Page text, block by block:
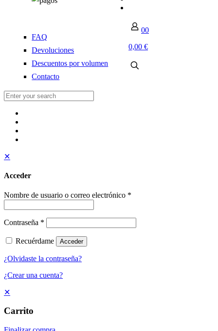
FAQ
Devoluciones
Descuentos por volumen
Contacto
00
0,00 €
✕
Acceder
Nombre de usuario o correo electrónico *
Contraseña *
Recuérdame Acceder
¿Olvidaste la contraseña?
¿Crear una cuenta?
✕
Carrito